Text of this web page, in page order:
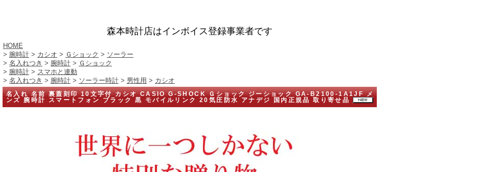
森本時計店はインボイス登録事業者です
HOME
> 腕時計 > カシオ > Ｇショック > ソーラー
> 名入れつき > 腕時計 > Ｇショック
> 腕時計 > スマホと連動
> 名入れつき > 腕時計 > ソーラー時計 > 男性用 > カシオ
名入れ 名前 裏蓋刻印 10文字付 カシオ CASIO G-SHOCK Ｇショック ジーショック GA-B2100-1A1JF メ
ンズ 腕時計 スマートフォン ブラック 黒 モバイルリンク 20気圧防水 アナデジ 国内正規品 取り寄せ品